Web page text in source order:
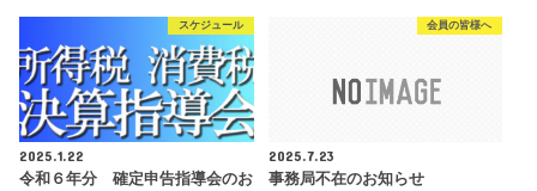
スケジュール
2025.1.22
令和６年分 確定申告指導会のお
会員の皆様へ
2025.7.23
事務局不在のお知らせ